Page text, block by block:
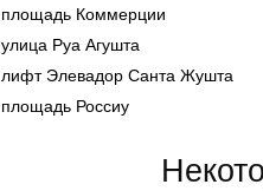
площадь Коммерции
улица Руа Агушта
лифт Элевадор Санта Жушта
площадь Россиу